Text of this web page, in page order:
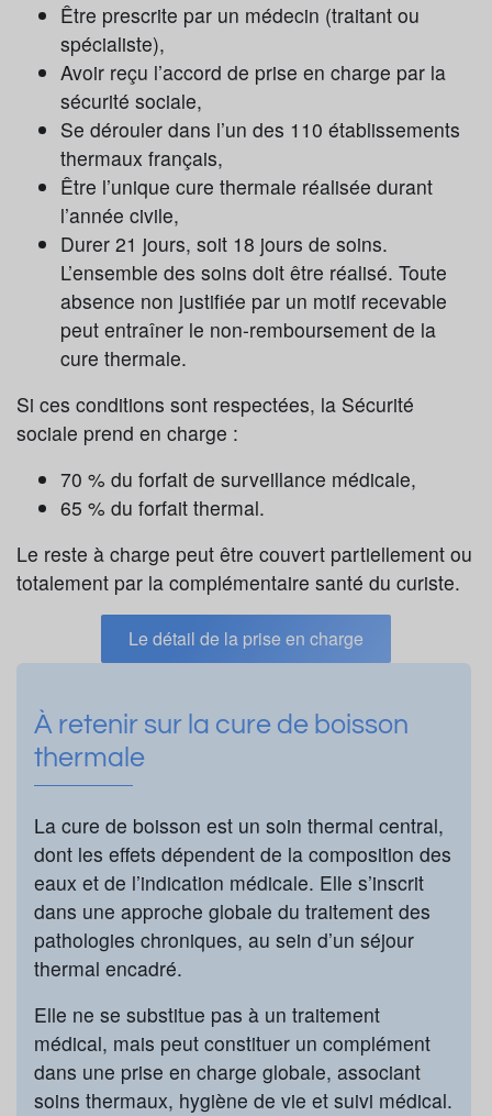
Être prescrite par un médecin (traitant ou
spécialiste),
Avoir reçu l’accord de prise en charge par la
sécurité sociale,
Se dérouler dans l’un des 110 établissements
thermaux français,
Être l’unique cure thermale réalisée durant
l’année civile,
Durer 21 jours, soit 18 jours de soins.
L’ensemble des soins doit être réalisé. Toute
absence non justifiée par un motif recevable
peut entraîner le non-remboursement de la
cure thermale.
Si ces conditions sont respectées, la Sécurité
sociale prend en charge :
70 % du forfait de surveillance médicale,
65 % du forfait thermal.
Le reste à charge peut être couvert partiellement ou
totalement par la complémentaire santé du curiste.
Le détail de la prise en charge
À retenir sur la cure de boisson
thermale
La cure de boisson est un soin thermal central,
dont les effets dépendent de la composition des
eaux et de l’indication médicale. Elle s’inscrit
dans une approche globale du traitement des
pathologies chroniques, au sein d’un séjour
thermal encadré.
Elle ne se substitue pas à un traitement
médical, mais peut constituer un complément
dans une prise en charge globale, associant
soins thermaux, hygiène de vie et suivi médical.